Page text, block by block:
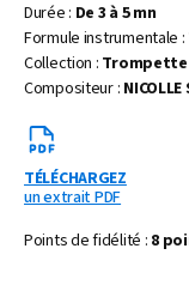
Durée : De 3 à 5 mn
Formule instrumentale :
Collection : Trompette
Compositeur :
TÉLÉCHARGEZ
un extrait PDF
Points de fidélité : 8